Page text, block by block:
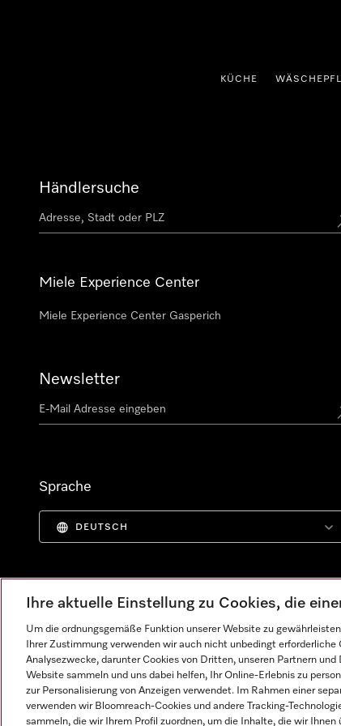
KÜCHE
Händlersuche
Miele Experience Center
Miele Experience Center Gasperich
Newsletter
Sprache
DEUTSCH
Impressum AGB Datenschutz
Ihre aktuelle Einstellung zu Cookies, die
Um die ordnungsgemäße Funktion unserer Website zu
Ihrer Zustimmung verwenden wir auch nicht unbedingt
Analysezwecke, darunter Cookies von Dritten, unseren Partnern
Website sammeln und uns dabei helfen, Ihr Online-Erlebnis zu
zur Personalisierung von Anzeigen verwendet. Im Rahmen einer
verwenden wir Bloomreach-Cookies und andere Tracking-
sammeln, die wir Ihrem Profil zuordnen, um die Inhalte, die wir Ihnen